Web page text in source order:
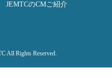
JEMTCのCMご紹介
All Rights Reserved.